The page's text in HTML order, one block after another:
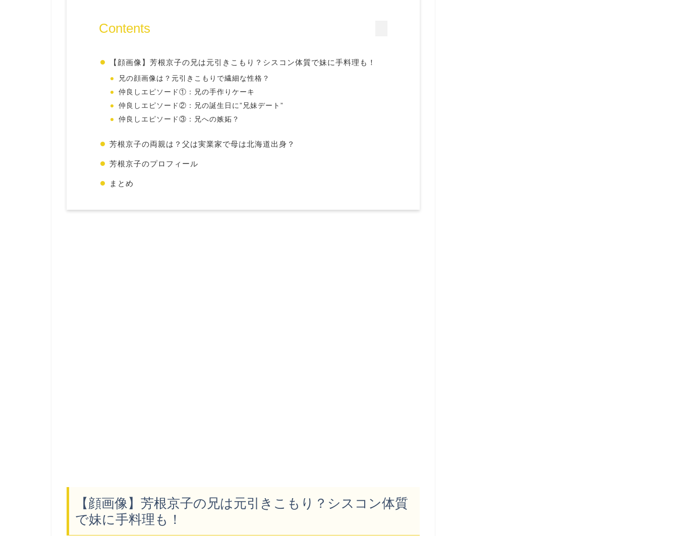
Contents
【顔画像】芳根京子の兄は元引きこもり？シスコン体質で妹に手料理も！
兄の顔画像は？元引きこもりで繊細な性格？
仲良しエピソード①：兄の手作りケーキ
仲良しエピソード②：兄の誕生日に”兄妹デート”
仲良しエピソード③：兄への嫉妬？
芳根京子の両親は？父は実業家で母は北海道出身？
芳根京子のプロフィール
まとめ
【顔画像】芳根京子の兄は元引きこもり？シスコン体質
で妹に手料理も！